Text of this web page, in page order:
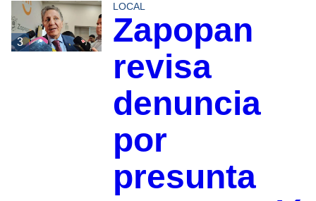
3
LOCAL
Zapopan
revisa
denuncia
por
presunta